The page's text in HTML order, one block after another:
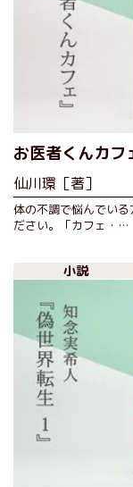
お医者くんカフ
仙川環［著］
体の不調で悩んでい
ださい。「カフェ・…
小説